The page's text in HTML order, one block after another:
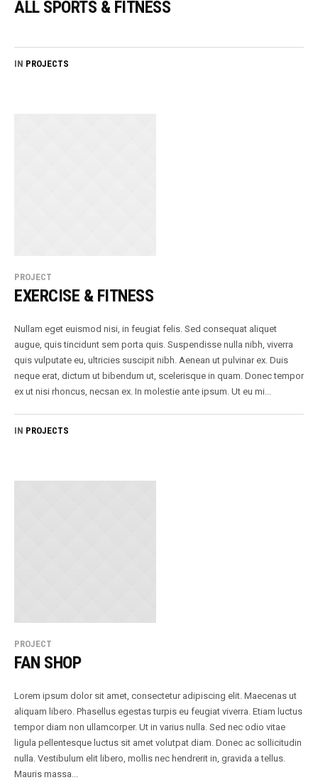
ALL SPORTS & FITNESS
IN PROJECTS
PROJECT
EXERCISE & FITNESS
Nullam eget euismod nisi, in feugiat felis. Sed consequat aliquet
augue, quis tincidunt sem porta quis. Suspendisse nulla nibh, viverra
quis vulputate eu, ultricies suscipit nibh. Aenean ut pulvinar ex. Duis
neque erat, dictum ut bibendum ut, scelerisque in quam. Donec tempor
ex ut nisi rhoncus, necsan ex. In molestie ante ipsum. Ut eu mi...
IN PROJECTS
PROJECT
FAN SHOP
Lorem ipsum dolor sit amet, consectetur adipiscing elit. Maecenas ut
aliquam libero. Phasellus egestas turpis eu feugiat viverra. Etiam luctus
tempor diam non ullamcorper. Ut in varius nulla. Sed nec odio vitae
ligula pellentesque luctus sit amet volutpat diam. Donec ac sollicitudin
nulla. Vestibulum elit libero, mollis nec hendrerit in, gravida a tellus.
Mauris massa...